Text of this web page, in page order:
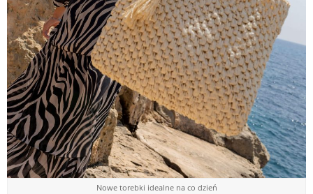
Nowe torebki idealne na co dzień